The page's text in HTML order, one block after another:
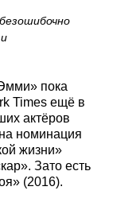
пока
Times ещё в
актёров
номинация
жизни»
Зато есть
(2016).